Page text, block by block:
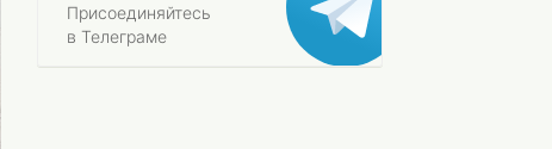
Присоединяйтесь
в Телеграме